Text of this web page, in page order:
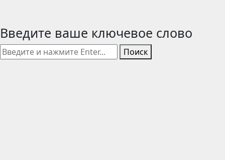
Введите ваше ключевое слово
Поиск